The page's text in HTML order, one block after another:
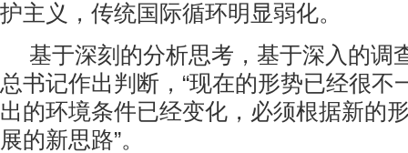
护主义，传统国际循环明显弱化。
基于深刻的分析思考，基于深入的调
总书记作出判断，“现在的形势已经很不
出的环境条件已经变化，必须根据新的
展的新思路”。